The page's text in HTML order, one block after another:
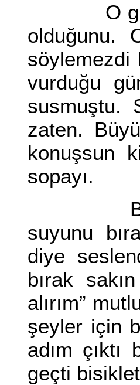
O
olduğunu.
söylemezdi
vurduğu
susmuştu.
zaten.
konuşsun
sopayı.
suyunu
diye
bırak
alırım”
şeyler için
adım
geçti